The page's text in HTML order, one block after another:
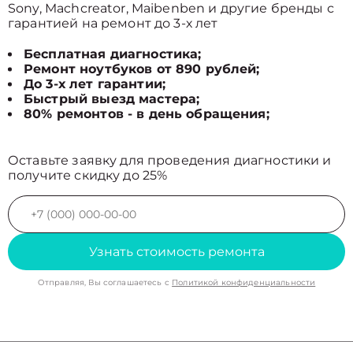
Sony, Machcreator, Maibenben и другие бренды с
гарантией на ремонт до 3-х лет
Бесплатная диагностика;
Ремонт ноутбуков от 890 рублей;
До 3-х лет гарантии;
Быстрый выезд мастера;
80% ремонтов - в день обращения;
Оставьте заявку для проведения диагностики и
получите скидку до 25%
Узнать стоимость ремонта
Отправляя, Вы соглашаетесь с Политикой конфиденциальности